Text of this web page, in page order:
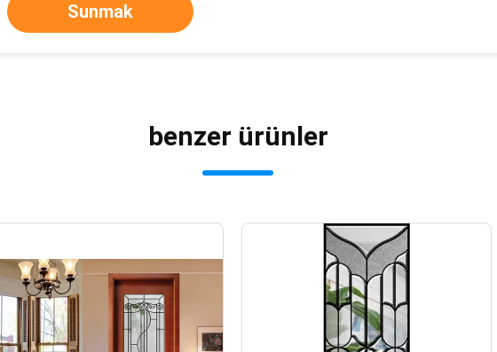
Sunmak
benzer ürünler